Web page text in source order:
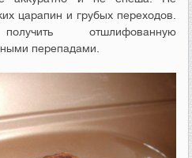
царапин и грубых переходов.
отшлифованную
перепадами.